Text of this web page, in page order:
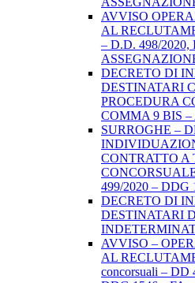
AVVISO
AL
– D.D. 498/2020,
DECRETO DI
DESTINATARI
PROCEDURA
COMMA 9 BIS –
SURROGHE –
CONTRATTO A
499/2020 – DDG
DECRETO DI
DESTINATARI
AVVISO –
AL
concorsuali – DD